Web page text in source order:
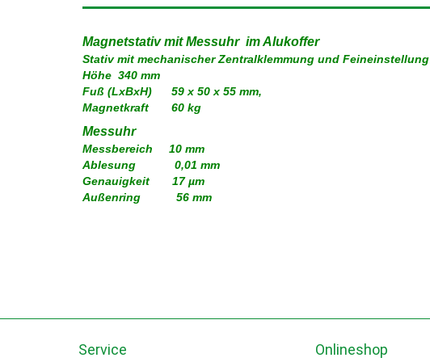
Magnetstativ mit Messuhr im Alukoffer
Stativ mit mechanischer Zentralklemmung und Feineinstellung
Höhe 340 mm
Fuß (LxBxH) 59 x 50 x 55 mm,
Magnetkraft 60 kg
Messuhr
Messbereich 10 mm
Ablesung 0,01 mm
Genauigkeit 17 µm
Außenring 56 mm
Service Onlineshop